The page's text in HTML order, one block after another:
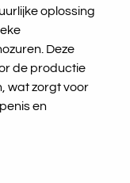
oplossing
Deze
de productie
wat zorgt voor
en